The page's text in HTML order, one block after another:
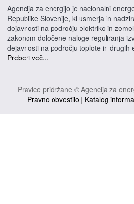
Agencija za energijo je nacionalni
Republike Slovenije, ki usmerja in
dejavnosti na področju elektrike in
zakonom določene naloge reguliranja
dejavnosti na področju toplote in drugih
Preberi več...
Pravice pridržane © Agencija za
Pravno obvestilo | Katalog